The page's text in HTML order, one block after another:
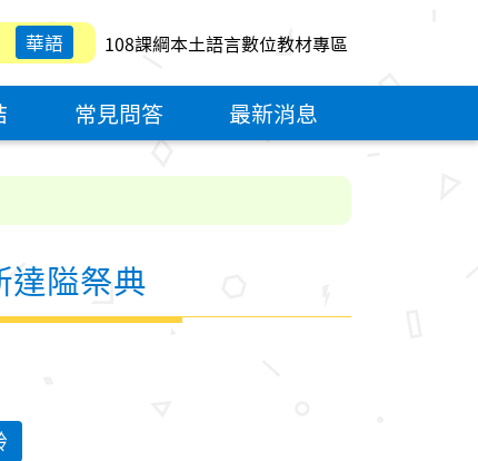
華語 108課綱本土語言數位教材專區
常見問答 最新消息
達隘祭典